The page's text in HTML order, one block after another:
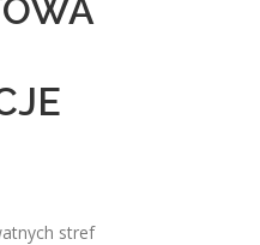
stref